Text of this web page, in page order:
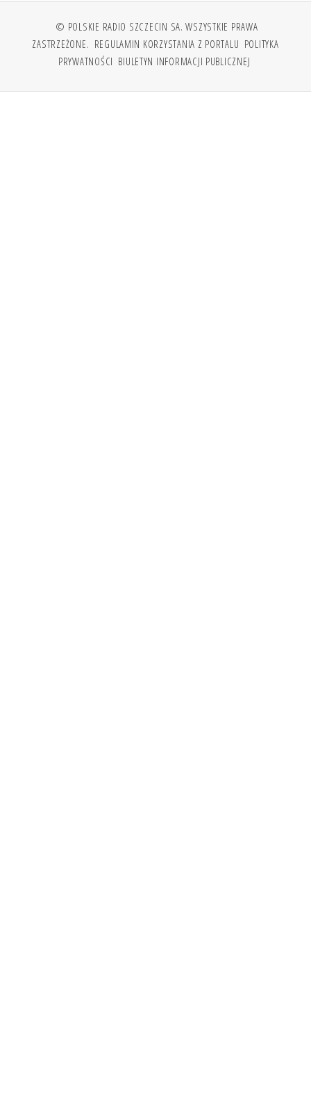
© POLSKIE RADIO SZCZECIN SA. WSZYSTKIE PRAWA
ZASTRZEŻONE. REGULAMIN KORZYSTANIA Z PORTALU POLITYKA
PRYWATNOŚCI BIULETYN INFORMACJI PUBLICZNEJ